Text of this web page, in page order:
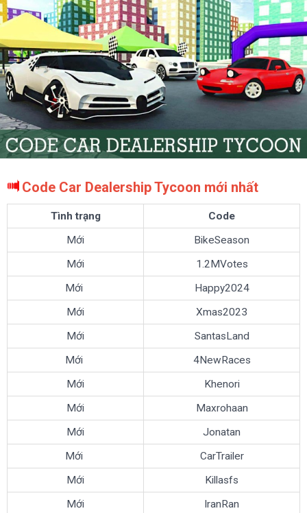
Code Car Dealership Tycoon mới nhất
Tình trạng
Code
Mới
BikeSeason
Mới
1.2MVotes
Mới
Happy2024
Mới
Xmas2023
Mới
SantasLand
Mới
4NewRaces
Mới
Khenori
Mới
Maxrohaan
Mới
Jonatan
Mới
CarTrailer
Mới
Killasfs
Mới
IranRan